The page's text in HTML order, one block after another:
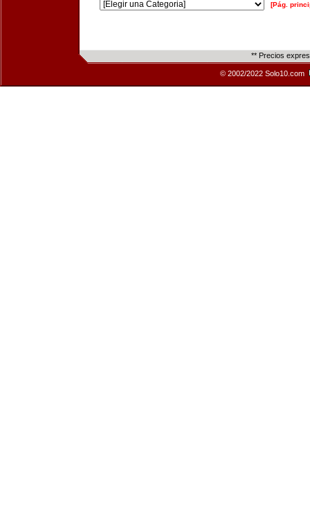
[Pág.
** Precios
© 2002/2022 Solo10.com